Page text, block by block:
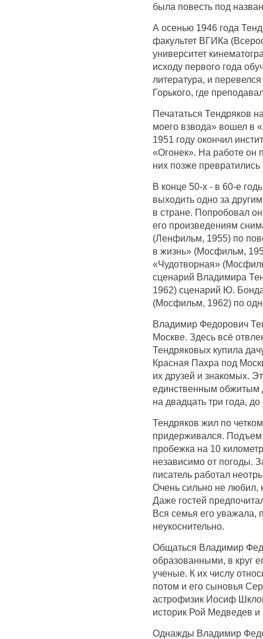
была повесть под
А осенью 1946 года
факультет ВГИКа
университет
исходу первого года
литература, и
Горького, где
Печататься Тендряков
моего взвода» вошел в
1951 году окончил
«Огонек». На работе он
них позже
В конце 50-х - в 60-е
выходить одно за
в стране. Попробовал
его произведениям
(Ленфильм, 1955) по
в жизнь» (Мосфильм,
«Чудотворная»
сценарий Владимира
1962) сценарий Ю.
(Мосфильм, 1962) по
Владимир Федорович
Москве. Здесь всё
Тендряковых купила
Красная Пахра под
их друзей и знакомых.
единственным
на двадцать три года,
Тендряков жил по
придерживался. Подъем
пробежка на 10
независимо от погоды.
писатель работал
Очень сильно не любил,
Даже гостей
Вся семья его уважала,
неукоснительно.
Общаться Владимир
образованными, в круг
ученые. К их числу
потом и его сыновья
астрофизик Иосиф
историк Рой Медведев и
Однажды Владимир